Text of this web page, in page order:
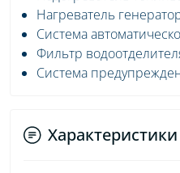
Нагреватель
Система
Фильтр
Система
Характеристики